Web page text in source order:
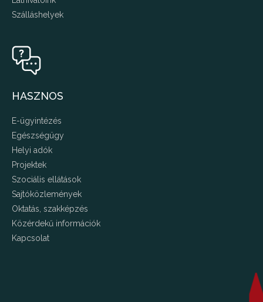
Szálláshelyek
HASZNOS
E-ügyintézés
Egészségügy
Helyi adók
Projektek
Szociális ellátások
Sajtóközlemények
Oktatás, szakképzés
Közérdekű információk
Kapcsolat